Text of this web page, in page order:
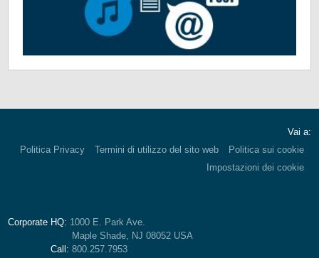
Vai a:
Politica Privacy
Termini di utilizzo del sito web
Politica sui cookie
Impostazioni dei cookie
Corporate HQ: 1000 E. Park Ave.
Maple Shade, NJ 08052 USA
Call: 800.257.7953